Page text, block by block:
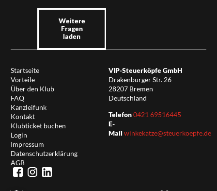
Weitere
Fragen
laden
Startseite
Vorteile
Über den Klub
FAQ
Kanzleifunk
Kontakt
Klubticket buchen
Login
Impressum
Datenschutzerklärung
AGB
VIP-Steuerköpfe GmbH
Drakenburger Str. 26
28207 Bremen
Deutschland
Telefon0421 69516445
E-
Mail winkekatze@steuerkoepfe.de